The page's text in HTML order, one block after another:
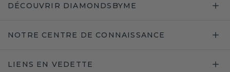
DÉCOUVRIR DIAMONDSBYME
NOTRE CENTRE DE CONNAISSANCE
LIENS EN VEDETTE